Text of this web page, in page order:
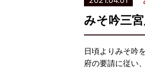
みそ吟三
日頃よりみそ吟
府の要請に従い